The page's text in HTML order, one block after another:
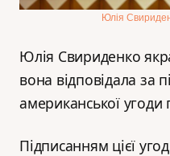
Юлія
Юлія Свириденко
вона відповідала за
американської
Підписанням цієї